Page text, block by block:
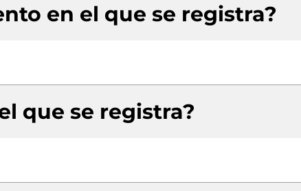
en el que se registra?
que se registra?